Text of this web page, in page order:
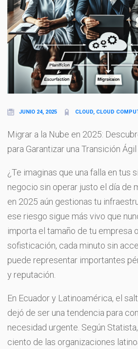
JUNIO 24, 2025 CLOUD, CLOUD
Migrar a la Nube en 2025:
para Garantizar una Transición
¿Te imaginas que una falla en tus
negocio sin operar justo el día de
en 2025 aún gestionas tu
ese riesgo sigue más vivo que
importa el tamaño de tu empresa
sofisticación, cada minuto sin
puede representar importantes
y reputación.
En Ecuador y Latinoamérica, el
dejó de ser una tendencia para
necesidad urgente. Según
ciento de las organizaciones